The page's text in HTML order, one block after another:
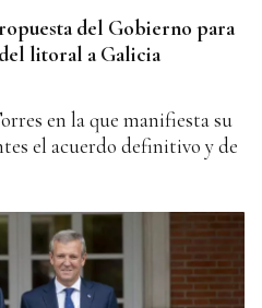
del Gobierno para
litoral a Galicia
en la que manifiesta su
el acuerdo definitivo y de